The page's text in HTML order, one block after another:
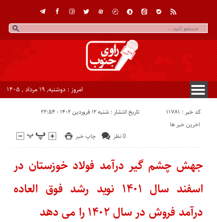
امروز : دوشنبه, ۱۹ مرداد , ۱۴۰۵
کد خبر : 11781 تاریخ انتشار : شنبه ۱۲ فروردین ۱۴۰۲ - ۲۲:۵۴
چاپ خبر 0 نظر
اخرین خبر ها
جهش چشم گیر درآمد فولاد خوزستان در
اسفند سال ۱۴۰۱ نوید رشد فوق العاده
درآمد فروش در سال ۱۴۰۲ را می دهد